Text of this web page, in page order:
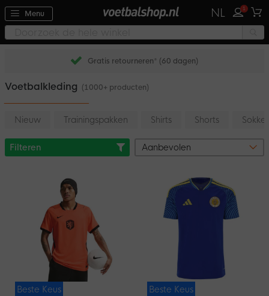
Menu NL 1
Gratis retourneren* (60 dagen)
Voetbalkleding (1000+ producten)
Nieuw Trainingspakken Shirts Shorts
Filteren
Beste Keus
Beste Keus